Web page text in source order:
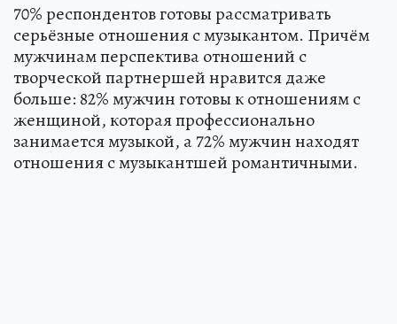
70% респондентов готовы рассматривать
серьёзные отношения с музыкантом. Причём
мужчинам перспектива отношений с
творческой партнершей нравится даже
больше: 82% мужчин готовы к отношениям с
женщиной, которая профессионально
занимается музыкой, а 72% мужчин находят
отношения с музыкантшей романтичными.